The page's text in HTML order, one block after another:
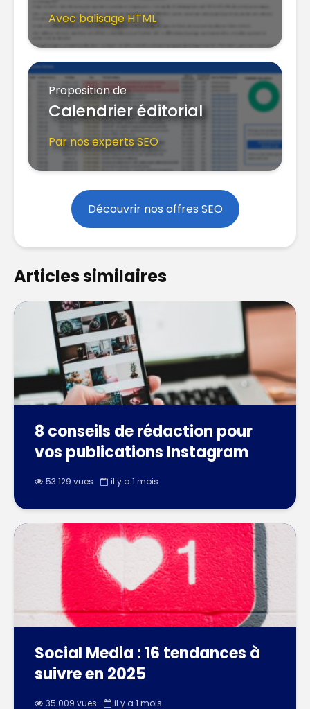
Avec balisage HTML
Proposition de
Calendrier éditorial
Par nos experts SEO
Découvrir nos offres SEO
Articles similaires
8 conseils de rédaction pour
vos publications Instagram
53 129 vues il y a 1 mois
Social Media : 16 tendances à
suivre en 2025
35 009 vues il y a 1 mois